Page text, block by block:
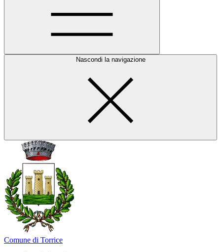
Nascondi la navigazione
Comune di Torrice